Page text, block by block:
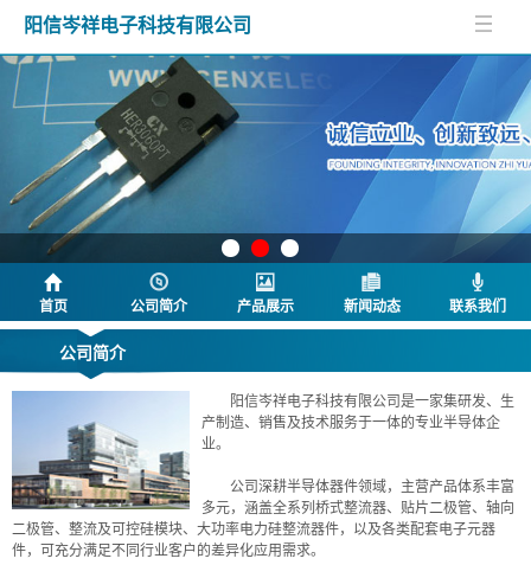
阳信岑祥电子科技有限公司
首页 公司简介 产品展示 新闻动态 联系我们
公司简介
阳信岑祥电子科技有限公司是一家集研发、生
产制造、销售及技术服务于一体的专业半导体企
业。
公司深耕半导体器件领域，主营产品体系丰富
多元，涵盖全系列桥式整流器、贴片二极管、轴向
二极管、整流及可控硅模块、大功率电力硅整流器件，以及各类配套电子元器
件，可充分满足不同行业客户的差异化应用需求。